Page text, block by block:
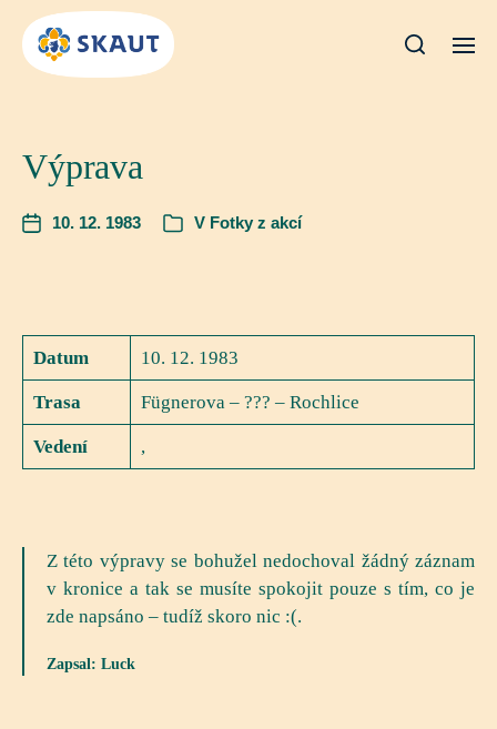
Výprava
10. 12. 1983 V Fotky z akcí
Datum 10. 12. 1983
Trasa Fügnerova – ??? – Rochlice
Vedení ,
Z této výpravy se bohužel nedochoval žádný záznam
v kronice a tak se musíte spokojit pouze s tím, co je
zde napsáno – tudíž skoro nic :(.
Zapsal: Luck